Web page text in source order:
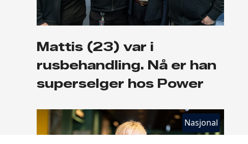
Mattis (23) var i
rusbehandling. Nå er han
superselger hos Power
Nasjonal